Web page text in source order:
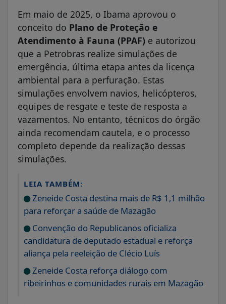
Em maio de 2025, o Ibama aprovou o
conceito do Plano de Proteção e
Atendimento à Fauna (PPAF) e autorizou
que a Petrobras realize simulações de
emergência, última etapa antes da licença
ambiental para a perfuração. Estas
simulações envolvem navios, helicópteros,
equipes de resgate e teste de resposta a
vazamentos. No entanto, técnicos do órgão
ainda recomendam cautela, e o processo
completo depende da realização dessas
simulações.
LEIA TAMBÉM:
Zeneide Costa destina mais de R$ 1,1 milhão
para reforçar a saúde de Mazagão
Convenção do Republicanos oficializa
candidatura de deputado estadual e reforça
aliança pela reeleição de Clécio Luís
Zeneide Costa reforça diálogo com
ribeirinhos e comunidades rurais em Mazagão